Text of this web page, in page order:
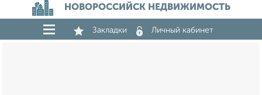
НОВОРОССИЙСК НЕДВИЖИМОСТЬ
Закладки Личный кабинет